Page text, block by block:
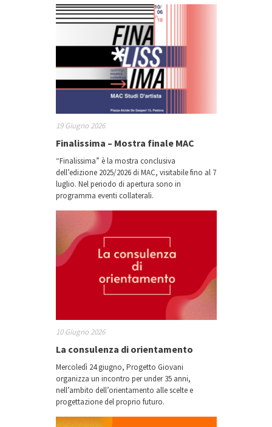
19 Giugno 2026
Finalissima – Mostra finale MAC
“Finalissima” è la mostra conclusiva
dell’edizione 2025/2026 di MAC, visitabile fino al 7
luglio. Nel periodo di apertura sono in
programma eventi collaterali.
10 Giugno 2026
La consulenza di orientamento
Mercoledì 24 giugno, Progetto Giovani
organizza un incontro per under 35 anni,
nell’ambito dell’orientamento alle scelte e
progettazione del proprio futuro.